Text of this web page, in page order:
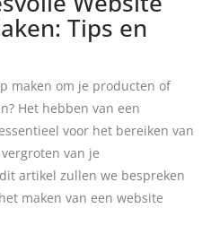
Tips en
maken om je producten of
Het hebben van een
voor het bereiken van
van je
artikel zullen we bespreken
maken van een website